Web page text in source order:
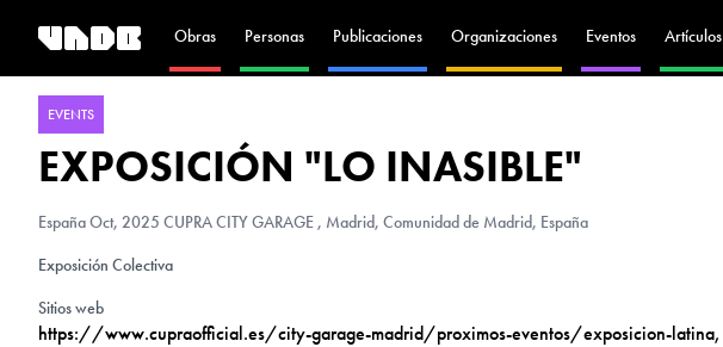
Obras Personas Publicaciones Organizaciones Eventos Artículos
EVENTS
EXPOSICIÓN "LO INASIBLE"
EspañaOct, 2025 CUPRA CITY GARAGE , Madrid, Comunidad de Madrid, España
Exposición Colectiva
Sitios web
https://www.cupraofficial.es/city-garage-madrid/proximos-eventos/exposicion-latina,